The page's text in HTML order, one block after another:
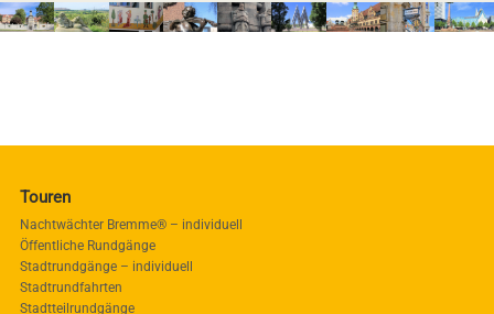
Touren
Nachtwächter Bremme® – individuell
Öffentliche Rundgänge
Stadtrundgänge – individuell
Stadtrundfahrten
Stadtteilrundgänge